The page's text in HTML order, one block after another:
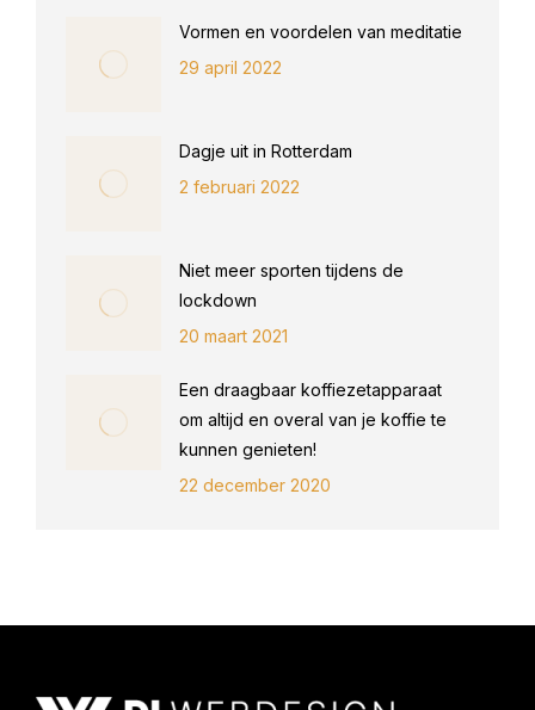
Vormen en voordelen van meditatie
29 april 2022
Dagje uit in Rotterdam
2 februari 2022
Niet meer sporten tijdens de
lockdown
20 maart 2021
Een draagbaar koffiezetapparaat
om altijd en overal van je koffie te
kunnen genieten!
22 december 2020